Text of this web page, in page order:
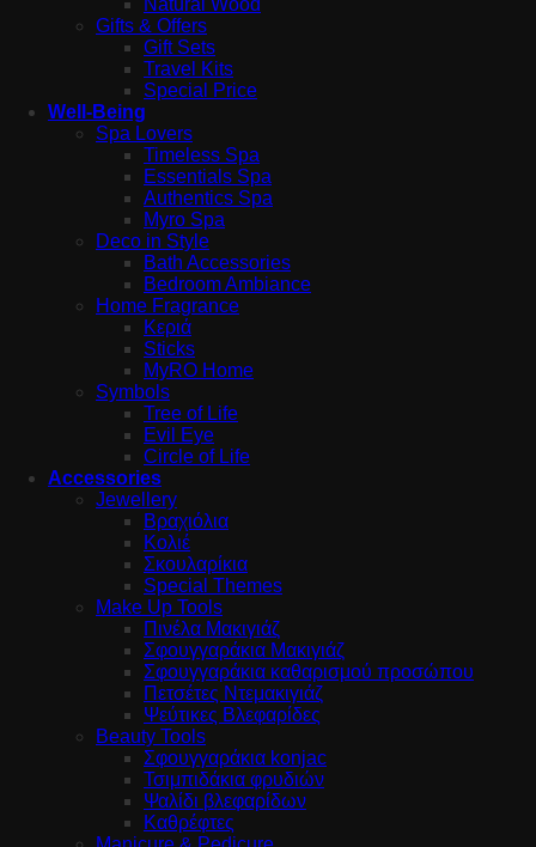
Natural Wood
Gifts & Offers
Gift Sets
Travel Kits
Special Price
Well-Being
Spa Lovers
Timeless Spa
Essentials Spa
Authentics Spa
Myro Spa
Deco in Style
Bath Accessories
Bedroom Ambiance
Home Fragrance
Κεριά
Sticks
MyRO Home
Symbols
Tree of Life
Evil Eye
Circle of Life
Accessories
Jewellery
Βραχιόλια
Κολιέ
Σκουλαρίκια
Special Themes
Make Up Tools
Πινέλα Μακιγιάζ
Σφουγγαράκια Μακιγιάζ
Σφουγγαράκια καθαρισμού προσώπου
Πετσέτες Ντεμακιγιάζ
Ψεύτικες Βλεφαρίδες
Beauty Tools
Σφουγγαράκια konjac
Τσιμπιδάκια φρυδιών
Ψαλίδι βλεφαρίδων
Καθρέφτες